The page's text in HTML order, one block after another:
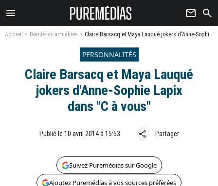
menu newsletter search
Accueil Dernières actualités Claire Barsacq et Maya Lauqué jokers d'Anne-Sophie Lapix dans "C à vous"
PERSONNALITÉS
Claire Barsacq et Maya Lauqué
jokers d'Anne-Sophie Lapix
dans "C à vous"
Publié le 10 avril 2014 à 15:53 share Partager
Suivez Puremédias sur Google
Ajoutez Puremédias à vos sources préférées